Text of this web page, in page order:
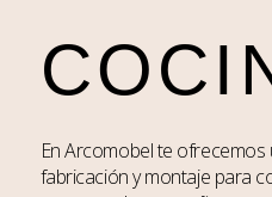
En Arcomobel te ofrecemos
fabricación y montaje para